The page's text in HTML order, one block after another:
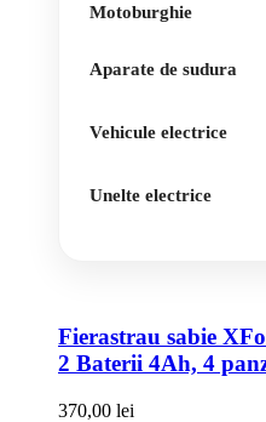
Motoburghie
Aparate de sudura
Vehicule electrice
Unelte electrice
Fierastrau sabie
2 Baterii 4Ah, 4
370,00 lei